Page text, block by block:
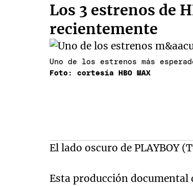
Los 3 estrenos de
recientemente
Uno de los estrenos más
Foto: cortesía HBO MAX
El lado oscuro de PLAYBOY
Esta producción documental